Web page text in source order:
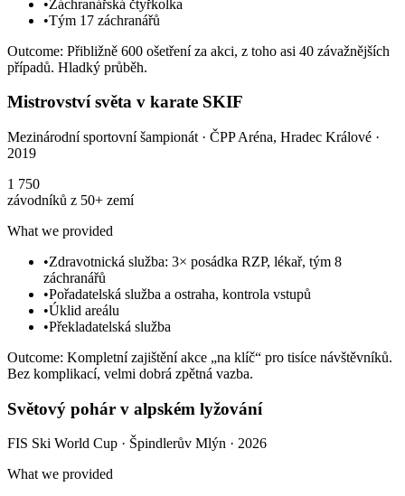
•Záchranářská čtyřkolka
•Tým 17 záchranářů
Outcome: Přibližně 600 ošetření za akci, z toho asi 40 závažnějších
případů. Hladký průběh.
Mistrovství světa v karate SKIF
Mezinárodní sportovní šampionát · ČPP Aréna, Hradec Králové ·
2019
1 750
závodníků z 50+ zemí
What we provided
•Zdravotnická služba: 3× posádka RZP, lékař, tým 8
záchranářů
•Pořadatelská služba a ostraha, kontrola vstupů
•Úklid areálu
•Překladatelská služba
Outcome: Kompletní zajištění akce „na klíč“ pro tisíce návštěvníků.
Bez komplikací, velmi dobrá zpětná vazba.
Světový pohár v alpském lyžování
FIS Ski World Cup · Špindlerův Mlýn · 2026
What we provided